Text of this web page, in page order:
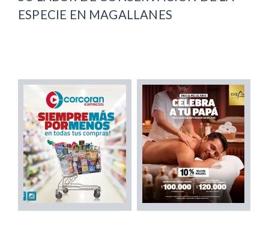
ESPECIE EN MAGALLANES